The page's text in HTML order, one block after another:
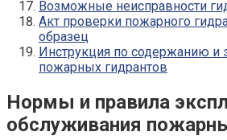
Возможные неисправности
Акт проверки пожарного
образец
Инструкция по содержанию и
пожарных гидрантов
Нормы и правила
обслуживания